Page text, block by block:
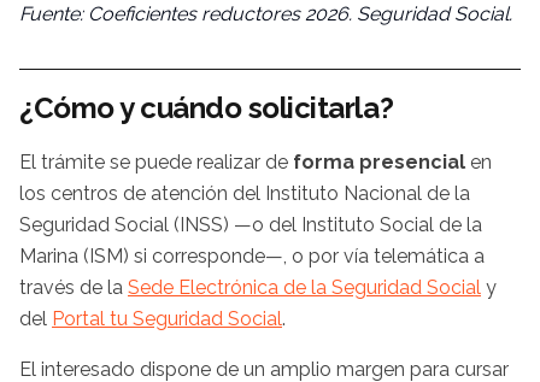
Fuente: Coeficientes reductores 2026. Seguridad Social.
¿Cómo y cuándo solicitarla?
El trámite se puede realizar de forma presencial en
los centros de atención del Instituto Nacional de la
Seguridad Social (INSS) —o del Instituto Social de la
Marina (ISM) si corresponde—, o por vía telemática a
través de la Sede Electrónica de la Seguridad Social y
del Portal tu Seguridad Social.
El interesado dispone de un amplio margen para cursar